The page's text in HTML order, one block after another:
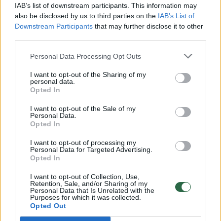
IAB’s list of downstream participants. This information may
also be disclosed by us to third parties on the IAB’s List of
Downstream Participants that may further disclose it to other
Personal Data Processing Opt Outs
I want to opt-out of the Sharing of my
personal data.
Opted In
I want to opt-out of the Sale of my
Personal Data.
Opted In
I want to opt-out of processing my
Personal Data for Targeted Advertising.
Opted In
I want to opt-out of Collection, Use,
Retention, Sale, and/or Sharing of my
Personal Data that Is Unrelated with the
Purposes for which it was collected.
Opted Out
Vaizdai iš tragiškos avarijos Vilniaus r.: dviejų moterų ir
vaiko gyvybių išgelbėti nepavyko
Lietuvos diena
32 laipsnių šilumos
Žinios | Orai
Nufilmavo, kaip patvino Vilniaus Vakarinis aplinkkelis:
vaizdas pribloškia
Žinios | Lietuvos diena
00:00:55
Avarija Vilniuje: į stotelę įsirėžęs automobilis sužalojo
dvi moteris
Žinios | Lietuvos diena